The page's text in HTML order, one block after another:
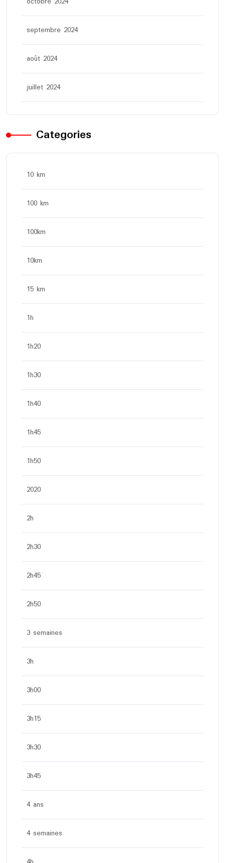
septembre 2024
août 2024
juillet 2024
Categories
10 km
100 km
100km
10km
15 km
1h
1h20
1h30
1h40
1h45
1h50
2020
2h
2h30
2h45
2h50
3 semaines
3h
3h00
3h15
3h30
3h45
4 ans
4 semaines